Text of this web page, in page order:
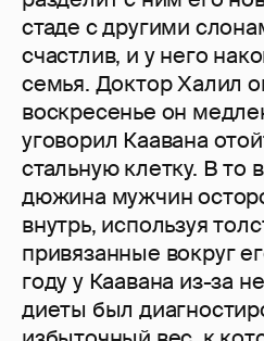
стаде с другими
счастлив, и у него
семья. Доктор Халил
воскресенье он
уговорил Каавана
стальную клетку. В то
дюжина мужчин
внутрь, используя
привязанные вокруг
году у Каавана из-за
диеты был